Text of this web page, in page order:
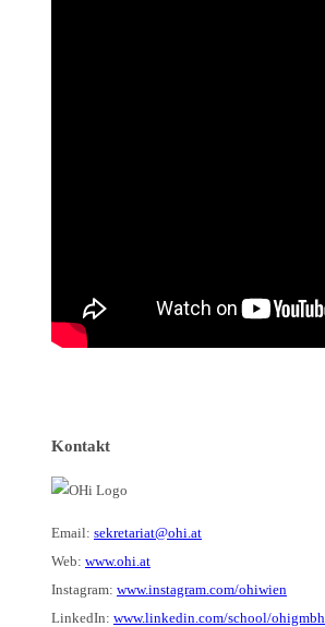
Kontakt
Email: sekretariat@ohi.at
Web: www.ohi.at
Instagram: www.instagram.com/ohiwien
LinkedIn: www.linkedin.com/school/ohigmbh